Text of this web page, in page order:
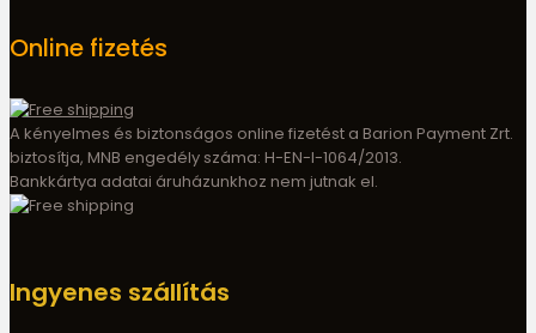
Online fizetés
A kényelmes és biztonságos online fizetést a Barion Payment Zrt.
biztosítja, MNB engedély száma: H-EN-I-1064/2013.
Bankkártya adatai áruházunkhoz nem jutnak el.
Ingyenes szállítás